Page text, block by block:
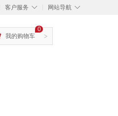
◇
客户服务 ◇
网站导航
>
0
我的购物车